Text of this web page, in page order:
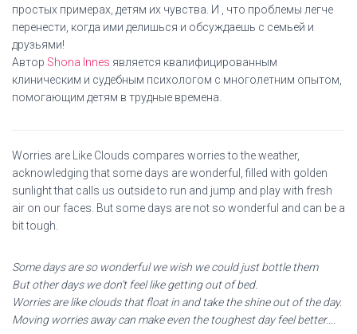
простых примерах, детям их чувства. И , что проблемы легче
перенести, когда ими делишься и обсуждаешь с семьей и
друзьями!
Автор Shona Innes является квалифицированным
клиническим и судебным психологом с многолетним опытом,
помогающим детям в трудные времена.
Worries are Like Clouds compares worries to the weather,
acknowledging that some days are wonderful, filled with golden
sunlight that calls us outside to run and jump and play with fresh
air on our faces. But some days are not so wonderful and can be a
bit tough.
Some days are so wonderful we wish we could just bottle them
But other days we don’t feel like getting out of bed.
Worries are like clouds that float in and take the shine out of the day.
Moving worries away can make even the toughest day feel better….